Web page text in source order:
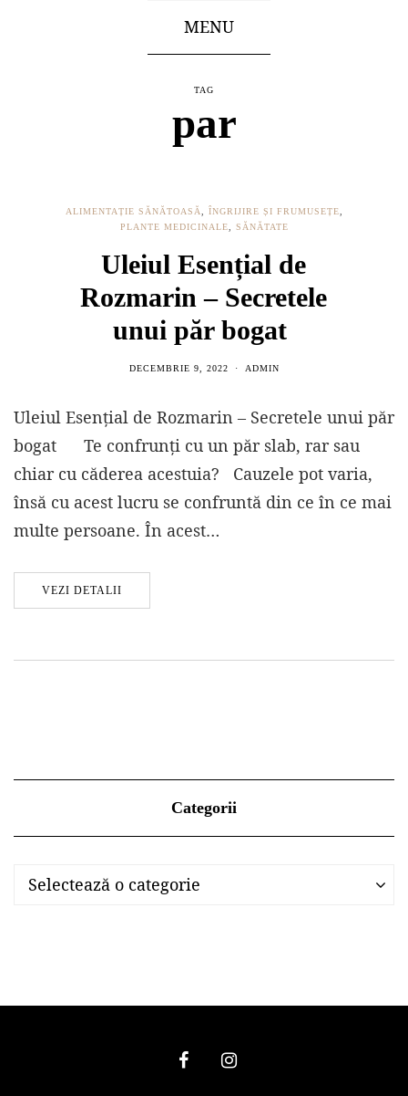
MENU
TAG
par
ALIMENTAȚIE SĂNĂTOASĂ ÎNGRIJIRE ȘI FRUMUSEȚE
PLANTE MEDICINALE
SĂNĂTATE
Uleiul Esențial de
Rozmarin – Secretele
unui păr bogat
DECEMBRIE 9, 2022 ADMIN
Uleiul Esențial de Rozmarin – Secretele unui păr
bogat Te confrunți cu un păr slab, rar sau
chiar cu căderea acestuia? Cauzele pot varia,
însă cu acest lucru se confruntă din ce în ce mai
multe persoane. În acest…
VEZI DETALII
Categorii
Categorii
Selectează o categorie
Categorii